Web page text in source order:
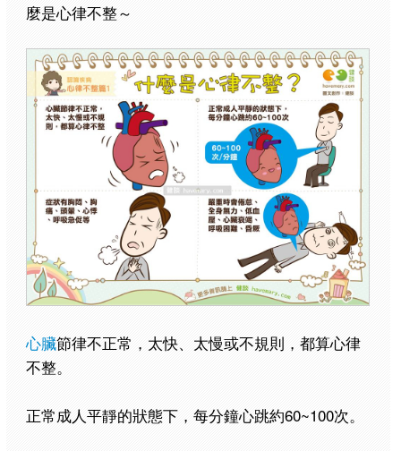
麼是心律不整～
心臟節律不正常，太快、太慢或不規則，都算心律
不整。
正常成人平靜的狀態下，每分鐘心跳約60~100次。